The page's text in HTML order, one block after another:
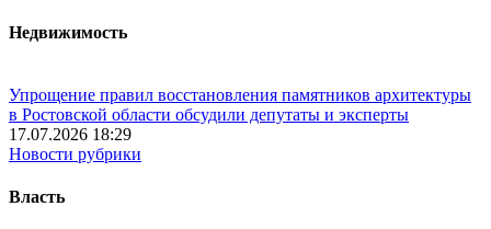
Недвижимость
Упрощение правил восстановления памятников архитектуры
в Ростовской области обсудили депутаты и эксперты
17.07.2026 18:29
Новости рубрики
Власть